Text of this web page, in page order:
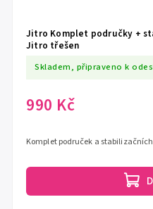
Jitro Komplet područky +
Jitro třešen
Skladem, připraveno k
990 Kč
Komplet područek a